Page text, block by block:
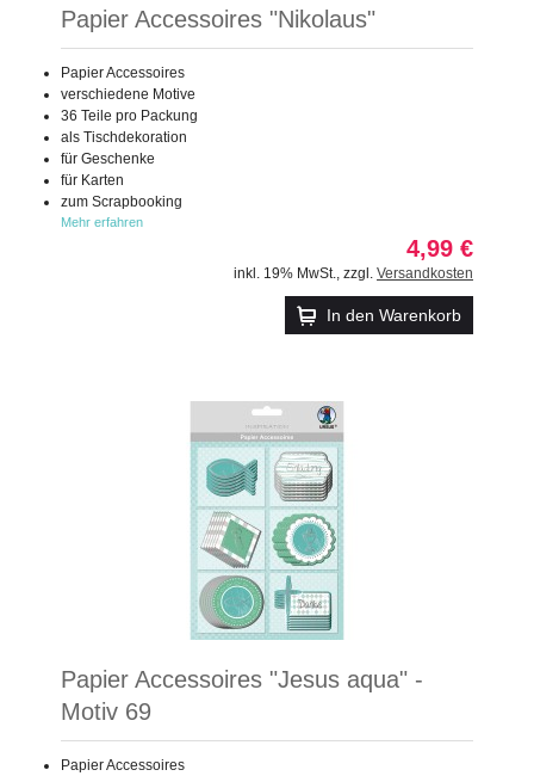
Papier Accessoires "Nikolaus"
Papier Accessoires
verschiedene Motive
36 Teile pro Packung
als Tischdekoration
für Geschenke
für Karten
zum Scrapbooking
Mehr erfahren
4,99 €
inkl. 19% MwSt. zzgl. Versandkosten
In den Warenkorb
Papier Accessoires "Jesus aqua" -
Motiv 69
Papier Accessoires